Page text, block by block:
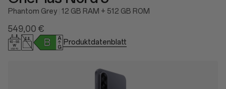
Phantom Grey 12 GB RAM + 512 GB ROM
549,00 €
Produktdatenblatt